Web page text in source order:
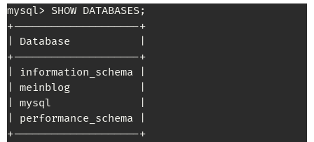
mysql> SHOW DATABASES;
+--------------------+
| Database           |
+--------------------+
| information_schema |
| meinblog           |
| mysql              |
| performance_schema |
+--------------------+